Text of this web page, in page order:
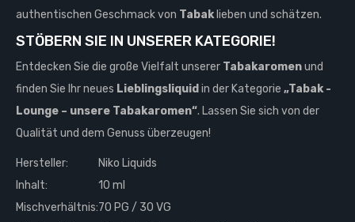
authentischen Geschmack von Tabaklieben und schätzen.
STÖBERN SIE IN UNSERER KATEGORIE!
Entdecken Sie die große Vielfalt unserer Tabakaromenund
finden Sie Ihr neues Lieblingsliquid in der Kategorie „Tabak -
Lounge – unsere Tabakaromen“. Lassen Sie sich von der
Qualität und dem Genuss überzeugen!
Hersteller:
Niko Liquids
Inhalt:
10 ml
Mischverhältnis:70 PG / 30 VG